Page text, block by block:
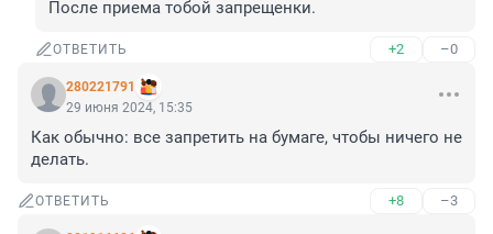
После приема тобой запрещенки.
ОТВЕТИТЬ +2 –0
280221791
29 июня 2024, 15:35
Как обычно: все запретить на бумаге, чтобы ничего не
делать.
ОТВЕТИТЬ +8 –3